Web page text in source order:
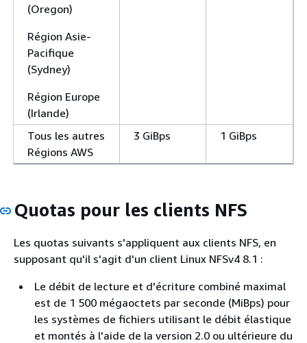
(Oregon)
Région Asie-
Pacifique
(Sydney)
Région Europe
(Irlande)
Tous les autres
Régions AWS
3 GiBps 1 GiBps
Quotas pour les clients NFS
Les quotas suivants s'appliquent aux clients NFS, en
supposant qu'il s'agit d'un client Linux NFSv4 8.1 :
Le débit de lecture et d'écriture combiné maximal
est de 1 500 mégaoctets par seconde (MiBps) pour
les systèmes de fichiers utilisant le débit élastique
et montés à l'aide de la version 2.0 ou ultérieure du